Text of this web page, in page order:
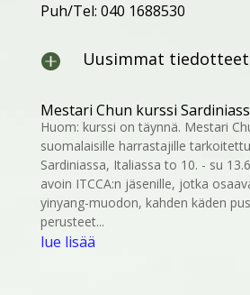
Puh/Tel: 040 1688530
 Uusimmat
Mestari Chun kurssi
Huom: kurssi on täynnä. Mestari
suomalaisille harrastajille
Sardiniassa, Italiassa to 10. - su
avoin ITCCA:n jäsenille, jotka
yinyang-muodon, kahden käden
perusteet...
lue lisää